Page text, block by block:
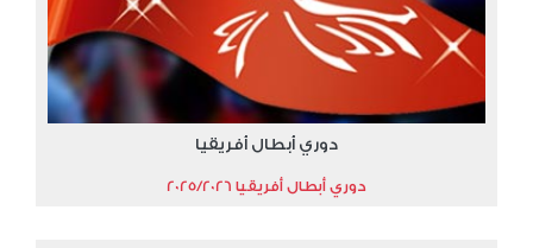
دوري أبطال أفريقيا
دوري أبطال أفريقيا 2025/2026